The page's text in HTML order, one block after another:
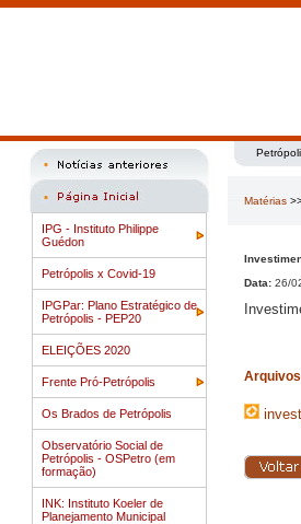
IPG - Instituto Philippe
Guédon
Petrópolis x Covid-19
IPGPar: Plano Estratégico de
Petrópolis - PEP20
ELEIÇÕES 2020
Frente Pró-Petrópolis
Os Brados de Petrópolis
Observatório Social de
Petrópolis - OSPetro (em
formação)
INK: Instituto Koeler de
Planejamento Municipal
Matérias
Data: 26/